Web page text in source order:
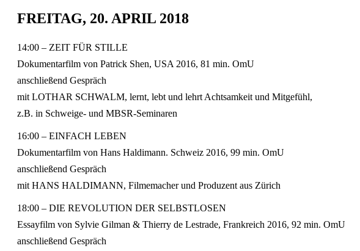
FREITAG, 20. APRIL 2018
14:00 – ZEIT FÜR STILLE
Dokumentarfilm von Patrick Shen, USA 2016, 81 min. OmU
anschließend Gespräch
mit LOTHAR SCHWALM, lernt, lebt und lehrt Achtsamkeit und Mitgefühl,
z.B. in Schweige- und MBSR-Seminaren
16:00 – EINFACH LEBEN
Dokumentarfilm von Hans Haldimann. Schweiz 2016, 99 min. OmU
anschließend Gespräch
mit HANS HALDIMANN, Filmemacher und Produzent aus Zürich
18:00 – DIE REVOLUTION DER SELBSTLOSEN
Essayfilm von Sylvie Gilman & Thierry de Le­strade, Frankreich 2016, 92 min. OmU
anschließend Gespräch